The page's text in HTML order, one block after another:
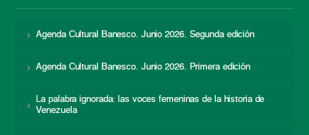
Agenda Cultural Banesco. Junio 2026. Segunda edición
Agenda Cultural Banesco. Junio 2026. Primera edición
La palabra ignorada: las voces femeninas de la historia de
Venezuela